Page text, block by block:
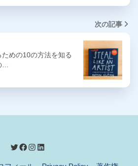
次の記事
めの10の方法を知る
…